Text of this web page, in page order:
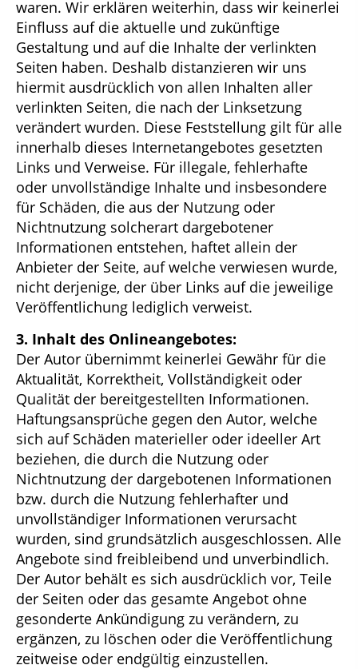
waren. Wir erklären weiterhin, dass wir keinerlei
Einfluss auf die aktuelle und zukünftige
Gestaltung und auf die Inhalte der verlinkten
Seiten haben. Deshalb distanzieren wir uns
hiermit ausdrücklich von allen Inhalten aller
verlinkten Seiten, die nach der Linksetzung
verändert wurden. Diese Feststellung gilt für alle
innerhalb dieses Internetangebotes gesetzten
Links und Verweise. Für illegale, fehlerhafte
oder unvollständige Inhalte und insbesondere
für Schäden, die aus der Nutzung oder
Nichtnutzung solcherart dargebotener
Informationen entstehen, haftet allein der
Anbieter der Seite, auf welche verwiesen wurde,
nicht derjenige, der über Links auf die jeweilige
Veröffentlichung lediglich verweist.
3. Inhalt des Onlineangebotes:
Der Autor übernimmt keinerlei Gewähr für die
Aktualität, Korrektheit, Vollständigkeit oder
Qualität der bereitgestellten Informationen.
Haftungsansprüche gegen den Autor, welche
sich auf Schäden materieller oder ideeller Art
beziehen, die durch die Nutzung oder
Nichtnutzung der dargebotenen Informationen
bzw. durch die Nutzung fehlerhafter und
unvollständiger Informationen verursacht
wurden, sind grundsätzlich ausgeschlossen. Alle
Angebote sind freibleibend und unverbindlich.
Der Autor behält es sich ausdrücklich vor, Teile
der Seiten oder das gesamte Angebot ohne
gesonderte Ankündigung zu verändern, zu
ergänzen, zu löschen oder die Veröffentlichung
zeitweise oder endgültig einzustellen.